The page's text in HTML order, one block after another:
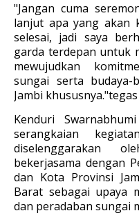
"Jangan cuma
lanjut apa yang akan
selesai, jadi saya
garda terdepan untuk
mewujudkan
sungai serta
Jambi
Kenduri
serangkaian
diselenggarakan
bekerjasama dengan
dan Kota Provinsi
Barat sebagai upaya
dan peradaban sungai